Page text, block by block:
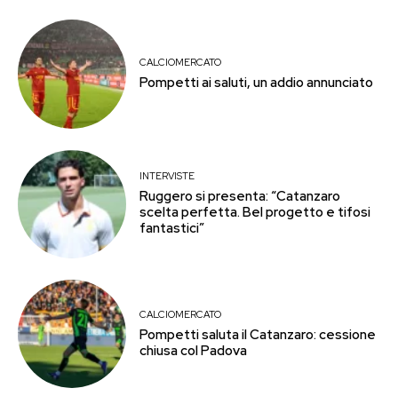
CALCIOMERCATO
Pompetti ai saluti, un addio annunciato
INTERVISTE
Ruggero si presenta: “Catanzaro
scelta perfetta. Bel progetto e tifosi
fantastici”
CALCIOMERCATO
Pompetti saluta il Catanzaro: cessione
chiusa col Padova